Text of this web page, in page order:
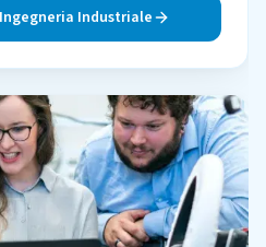
Ingegneria Industriale